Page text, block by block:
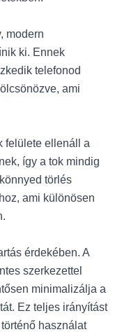
modern
ki. Ennek
telefonod
ami
felülete ellenáll a
így a tok mindig
törlés
ami különösen
érdekében. A
szerkezettel
minimalizálja a
Ez teljes irányítást
használat